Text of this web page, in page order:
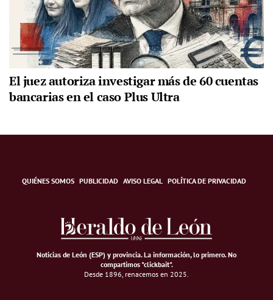
El juez autoriza investigar más de 60 cuentas
bancarias en el caso Plus Ultra
QUIÉNES SOMOS PUBLICIDAD AVISO LEGAL POLÍTICA DE PRIVACIDAD
Noticias de León (ESP) y provincia. La información, lo primero.No
compartimos "clickbait".
Desde 1896, renacemos en 2025.